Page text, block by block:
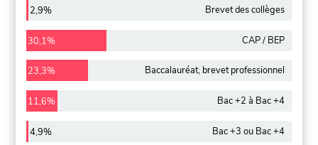
2,9% Brevet des collèges
30,1% CAP / BEP
23,3% Baccalauréat, brevet professionnel
11,6% Bac +2 à Bac +4
4,9% Bac +3 ou Bac +4